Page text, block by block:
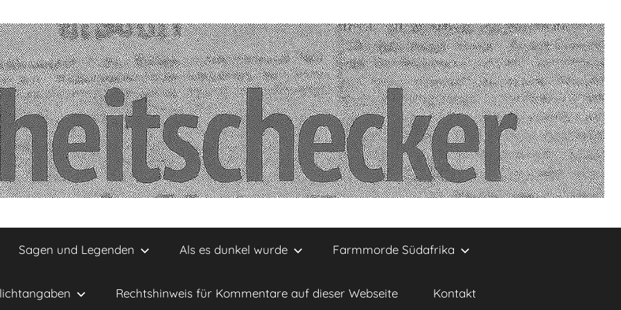
Sagen und Legenden Als es dunkel wurde Farmmorde Südafrika
Rechtshinweis für Kommentare auf dieser Webseite Kontakt